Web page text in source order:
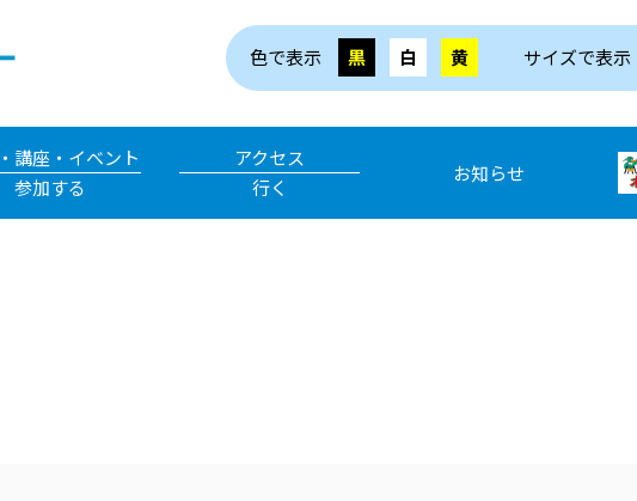
色で表示 黒 白 黄 サイズで表示
講座・イベント
参加する
アクセス
行く
お知らせ